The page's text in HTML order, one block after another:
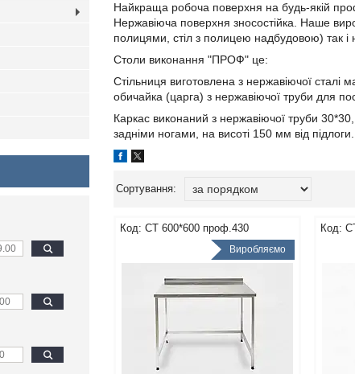
Найкраща робоча поверхня на будь-якій
Нержавіюча поверхня зносостійка. Наше
полицями, стіл з полицею надбудовою) так і
Столи виконання "ПРОФ" це:
Стільниця виготовлена ​​з нержавіючої
обичайка (царга) з нержавіючої труби для
Каркас виконаний з нержавіючої труби
задніми ногами, на висоті 150 мм від
СТ 600*600 проф.430
Виробляємо